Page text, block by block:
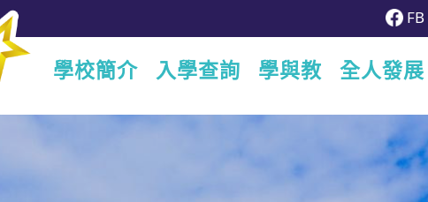
FB
學校簡介 入學查詢 學與教 全人發展